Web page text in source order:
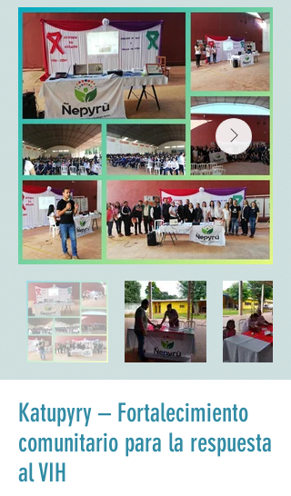
Katupyry – Fortalecimiento
comunitario para la respuesta
al VIH